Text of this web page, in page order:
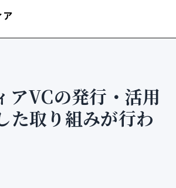
ア
アVCの発行・活用
た取り組みが行わ